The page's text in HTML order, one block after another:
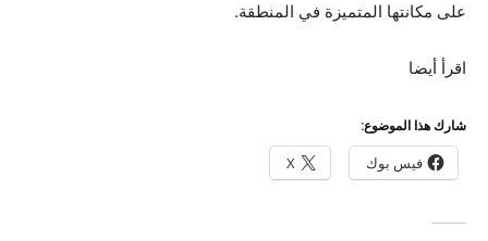
على مكانتها المتميزة في المنطقة.
اقرأ أيضا
شارك هذا الموضوع:
فيس بوك X